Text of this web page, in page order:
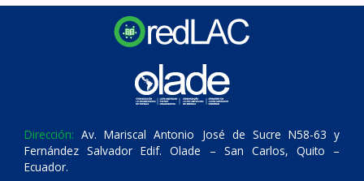
Dirección: Av. Mariscal Antonio José de Sucre N58-63 y
Fernández Salvador Edif. Olade – San Carlos, Quito –
Ecuador.